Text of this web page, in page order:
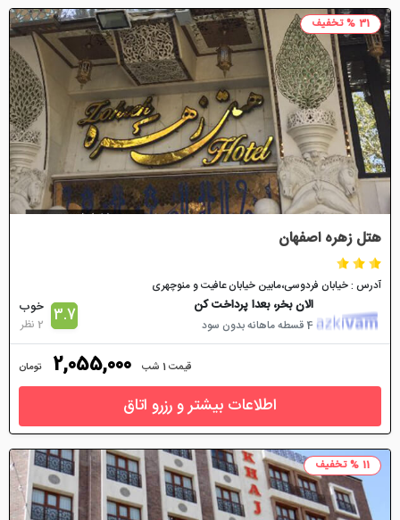
31 % تخفیف
هتل زهره اصفهان
آدرس : خیابان فردوسی،مابین خیابان عافیت و منوچهری
الان بخر، بعدا پرداخت کن
4 قسطه ماهانه بدون سود 3.7 خوب
2 نظر
قیمت 1 شب 2,055,000 تومان
اطلاعات بیشتر و رزرو اتاق
11 % تخفیف